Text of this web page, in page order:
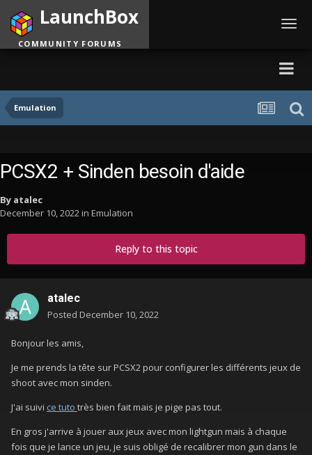
Emulation
LaunchBox
COMMUNITY FORUMS
PCSX2 + Sinden besoin d'aide
By atalec
December 10, 2022in Emulation
Reply to this topic
atalec
Posted December 10, 2022
Bonjour les amis,
Je me prends la tête sur PCSX2 pour configurer les différents jeux de
shoot avec mon sinden.
J'ai suivi ce tuto très bien fait mais je pige pas tout.
En gros j'arrive à jouer aux jeux avec mon lightgun mais à chaque
fois que je lance un jeu, je suis obligé de recalibrer mon gun dans le